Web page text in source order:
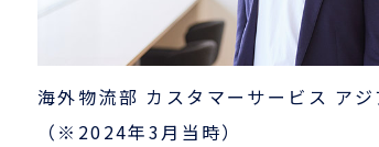
海外物流部 カスタマーサービス ア
（※2024年3月当時）